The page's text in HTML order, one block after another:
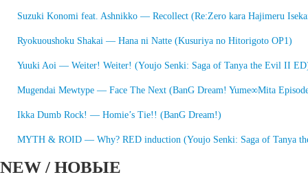
Suzuki Konomi feat. Ashnikko — Recollect (Re:Zero kara Hajimeru
Ryokuoushoku Shakai — Hana ni Natte (Kusuriya no Hitorigoto OP1)
Yuuki Aoi — Weiter! Weiter! (Youjo Senki: Saga of Tanya the Evil II
Mugendai Mewtype — Face The Next (BanG Dream! Yume∞Mita
Ikka Dumb Rock! — Homie’s Tie!! (BanG Dream!)
MYTH & ROID — Why? RED induction (Youjo Senki: Saga of Tanya
NEW / НОВЫЕ